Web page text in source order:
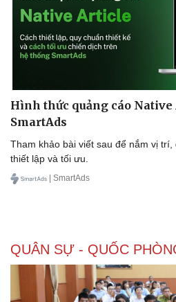
Hình thức quảng cáo
SmartAds
Tham khảo bài viết sau để nắm vị trí,
thiết lập và tối ưu.
| SmartAds
QUÂN SỰ - QUỐC